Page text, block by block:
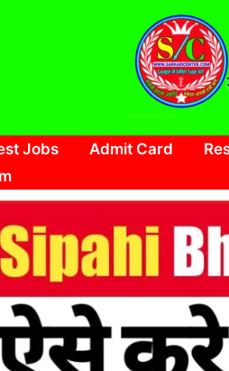
SARKARI CENTER
Jobs Admit Card